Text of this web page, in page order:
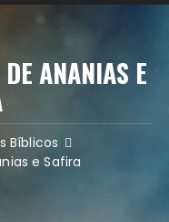
ANANIAS E
Bíblicos
e Safira